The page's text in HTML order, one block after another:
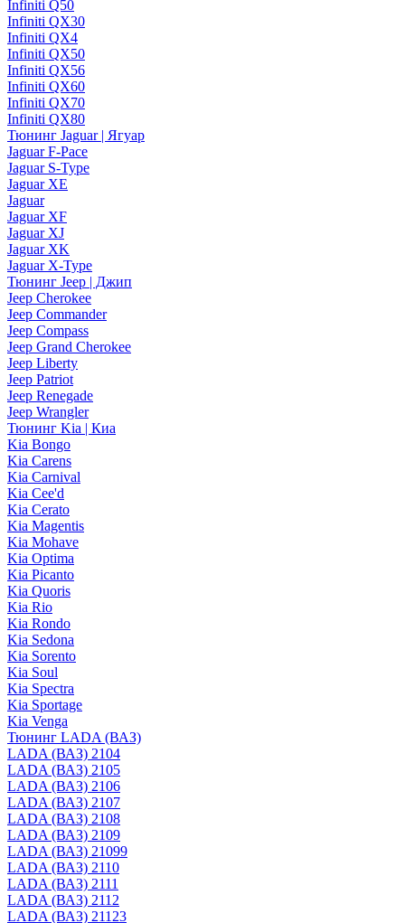
Infiniti Q50
Infiniti QX30
Infiniti QX4
Infiniti QX50
Infiniti QX56
Infiniti QX60
Infiniti QX70
Infiniti QX80
Тюнинг Jaguar | Ягуар
Jaguar F-Pace
Jaguar S-Type
Jaguar XE
Jaguar
Jaguar XF
Jaguar XJ
Jaguar XK
Jaguar X-Type
Тюнинг Jeep | Джип
Jeep Cherokee
Jeep Commander
Jeep Compass
Jeep Grand Cherokee
Jeep Liberty
Jeep Patriot
Jeep Renegade
Jeep Wrangler
Тюнинг Kia | Киа
Kia Bongo
Kia Carens
Kia Carnival
Kia Cee'd
Kia Cerato
Kia Magentis
Kia Mohave
Kia Optima
Kia Picanto
Kia Quoris
Kia Rio
Kia Rondo
Kia Sedona
Kia Sorento
Kia Soul
Kia Spectra
Kia Sportage
Kia Venga
Тюнинг LADA (ВАЗ)
LADA (ВАЗ) 2104
LADA (ВАЗ) 2105
LADA (ВАЗ) 2106
LADA (ВАЗ) 2107
LADA (ВАЗ) 2108
LADA (ВАЗ) 2109
LADA (ВАЗ) 21099
LADA (ВАЗ) 2110
LADA (ВАЗ) 2111
LADA (ВАЗ) 2112
LADA (ВАЗ) 21123